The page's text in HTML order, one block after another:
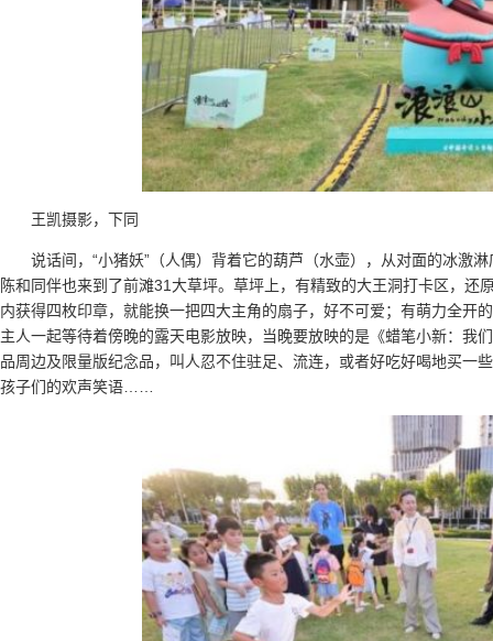
王凯摄影，下同
说话间，“小猪妖”（人偶）背着它的葫芦（水壶），从对面的冰激
陈和同伴也来到了前滩31大草坪。草坪上，有精致的大王洞打卡区，
内获得四枚印章，就能换一把四大主角的扇子，好不可爱；有萌力全开
主人一起等待着傍晚的露天电影放映，当晚要放映的是《蜡笔小新：我
品周边及限量版纪念品，叫人忍不住驻足、流连，或者好吃好喝地买一
孩子们的欢声笑语……